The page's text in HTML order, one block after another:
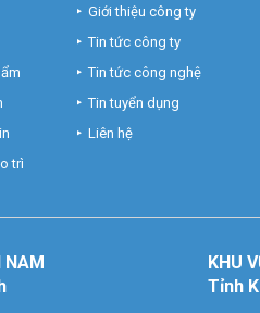
trì
Giới thiệu công ty
Tin tức công ty
Tin tức công nghệ
Tin tuyển dụng
Liên hệ
NAM
KHU
Tỉnh